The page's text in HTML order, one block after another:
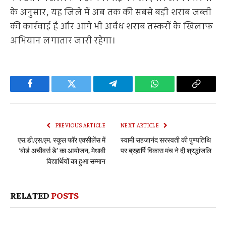
के अनुसार, यह जिले में अब तक की सबसे बड़ी शराब जब्ती
की कार्रवाई है और आगे भी अवैध शराब तस्करों के खिलाफ
अभियान लगातार जारी रहेगा।
Facebook Twitter Telegram WhatsApp Copy
PREVIOUS ARTICLE
एस.डी.एस.एम. स्कूल फॉर एक्सीलेंस में
‘बोर्ड अचीवर्स डे’ का आयोजन, मेधावी
विद्यार्थियों का हुआ सम्मान
NEXT ARTICLE
स्वामी सहजानंद सरस्वती की पुण्यतिथि
पर ब्रह्मर्षि विकास मंच ने दी श्रद्धांजलि
RELATED POSTS